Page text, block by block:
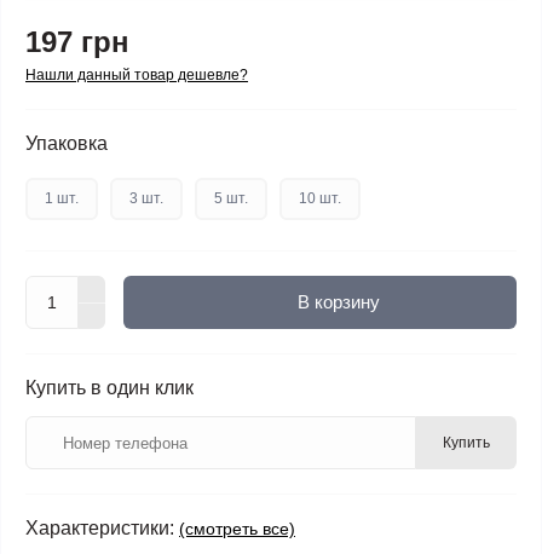
197 грн
Нашли данный товар дешевле?
Упаковка
1 шт. 3 шт. 5 шт. 10 шт.
В корзину
Купить в один клик
Купить
Характеристики: (смотреть все)